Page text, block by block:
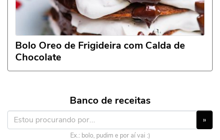
Bolo Oreo de Frigideira com Calda de
Chocolate
Banco de receitas
»
Ex.: bolo, pudim e por aí vai :)